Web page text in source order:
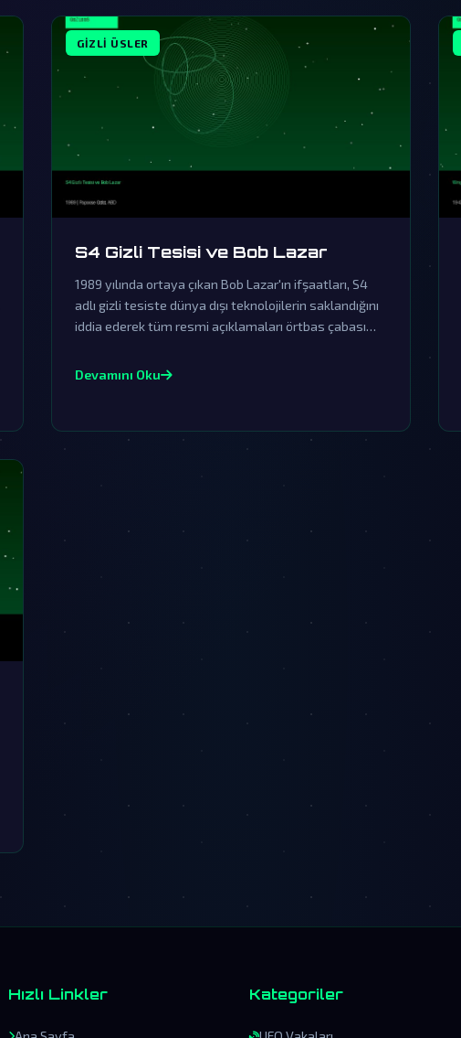
GIZLI ÜSLER
S4 Gizli Tesisi ve Bob Lazar
1989 yılında ortaya çıkan Bob Lazar'ın ifşaatları, S4
adlı gizli tesiste dünya dışı teknolojilerin saklandığını
iddia ederek tüm resmi açıklamaları örtbas çabası
teorilerinin en önemli dayanaklarından biri haline
Devamını Oku
Hızlı Linkler Kategoriler